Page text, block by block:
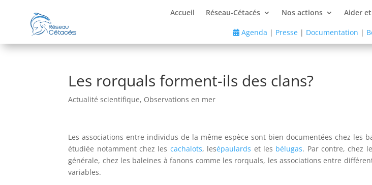
Accueil Réseau-Cétacés Nos actions Aider
Agenda | Presse| Documentation |
Les rorquals forment-ils des clans?
Actualité scientifique, Observations en mer
Les associations entre individus de la même espèce sont bien documentées chez les
étudiée notamment chez les cachalots, lesépaulards et les bélugas. Par contre, chez
générale, chez les baleines à fanons comme les rorquals, les associations entre
variables.